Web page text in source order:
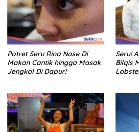
Potret Seru Rina Nose Di
Makan Cantik hingga Masak
Jengkol Di Dapur!
Seru!
Bilqis